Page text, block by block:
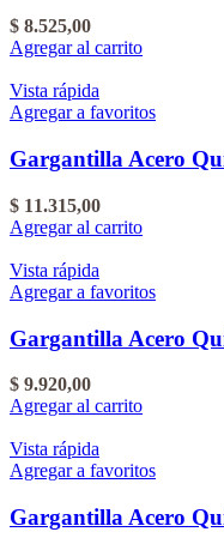
$ 8.525,00
Agregar al carrito
Vista rápida
Agregar a favoritos
Gargantilla Acero
$ 11.315,00
Agregar al carrito
Vista rápida
Agregar a favoritos
Gargantilla Acero
$ 9.920,00
Agregar al carrito
Vista rápida
Agregar a favoritos
Gargantilla Acero